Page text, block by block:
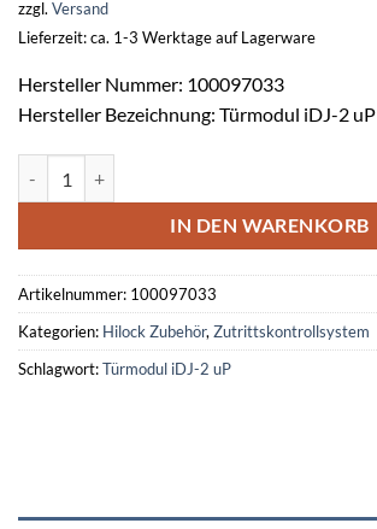
zzgl. Versand
Lieferzeit: ca. 1-3 Werktage auf Lagerware
Hersteller Nummer: 100097033
Hersteller Bezeichnung: Türmodul iDJ-2 uP
IN DEN WARENKORB
Artikelnummer: 100097033
Kategorien: Hilock Zubehör, Zutrittskontrollsystem
Schlagwort:Türmodul iDJ-2 uP